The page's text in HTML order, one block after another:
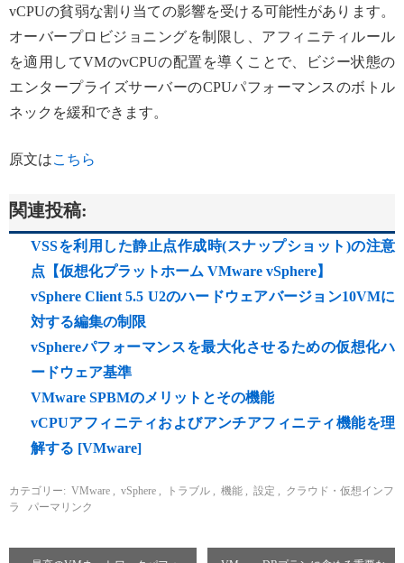
vCPUの貧弱な割り当ての影響を受ける可能性があります。
オーバープロビジョニングを制限し、アフィニティルール
を適用してVMのvCPUの配置を導くことで、ビジー状態の
エンタープライズサーバーのCPUパフォーマンスのボトル
ネックを緩和できます。
原文はこちら
関連投稿:
VSSを利用した静止点作成時(スナップショット)の注意
点【仮想化プラットホーム VMware vSphere】
vSphere Client 5.5 U2のハードウェアバージョン10VMに
対する編集の制限
vSphereパフォーマンスを最大化させるための仮想化ハ
ードウェア基準
VMware SPBMのメリットとその機能
vCPUアフィニティおよびアンチアフィニティ機能を理
解する [VMware]
カテゴリー: VMware vSphere トラブル 機能 設定
クラウド・仮想インフ
ラ
パーマリンク